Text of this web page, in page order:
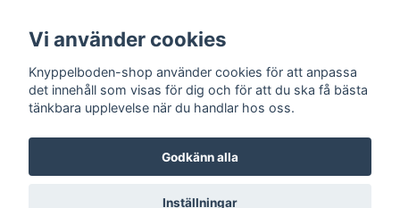
Vi använder cookies
Knyppelboden-shop använder cookies för att anpassa
det innehåll som visas för dig och för att du ska få bästa
tänkbara upplevelse när du handlar hos oss.
Godkänn alla
Inställningar